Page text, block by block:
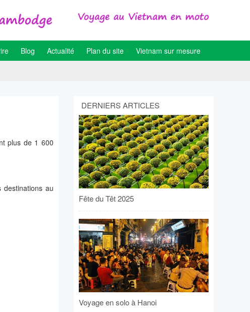
Blog Actualité Plan du site Vietnam sur mesure
plus de 1 600
au
DERNIERS ARTICLES
Fête du Têt 2025
Voyage en solo à Hanoi